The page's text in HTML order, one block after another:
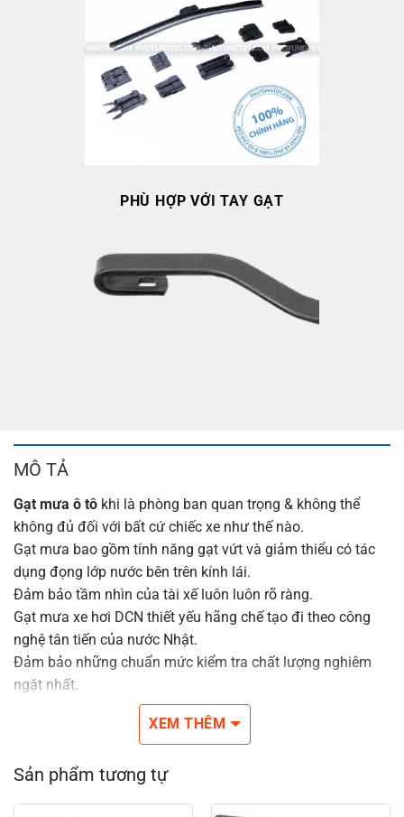
PHÙ HỢP VỚI TAY GẠT
MÔ TẢ
Gạt mưa ô tô khi là phòng ban quan trọng & không thể
không đủ đối với bất cứ chiếc xe như thế nào.
Gạt mưa bao gồm tính năng gạt vứt và giảm thiểu có tác
dụng đọng lớp nước bên trên kính lái.
Đảm bảo tầm nhìn của tài xế luôn luôn rõ ràng.
Gạt mưa xe hơi DCN thiết yếu hãng chế tạo đi theo công
nghệ tân tiến của nước Nhật.
Đảm bảo những chuẩn mức kiểm tra chất lượng nghiêm
ngặt nhất.
Với phong cách thiết kế hybrid xương mềm phối kết hợp
khuông sắt kẽm kim loại ấp ôm ngay cạnh mặt kiếng có
Có tác dụng làm cho sạch sẽ mặt phẳng kiếng mang công
XEM THÊM
Sản phẩm tương tự